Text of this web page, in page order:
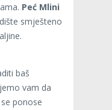
Peć Mlini
smješteno
baš
vam da
ponose